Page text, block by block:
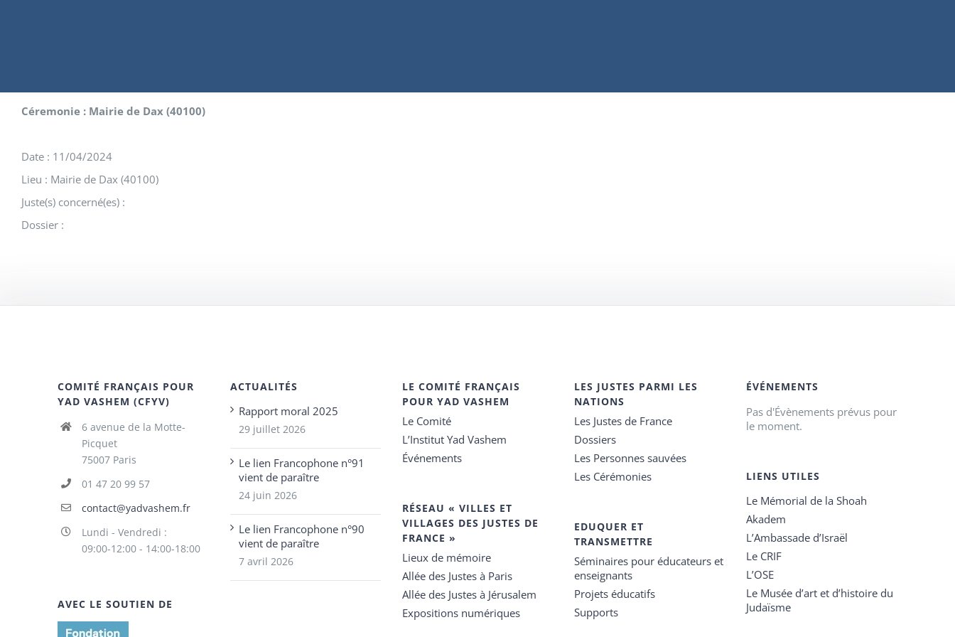
Céremonie : Mairie de Dax (40100)
Date : 11/04/2024
Lieu : Mairie de Dax (40100)
Juste(s) concerné(es) :
Dossier :
COMITÉ FRANÇAIS POUR
YAD VASHEM (CFYV)
6 avenue de la Motte-
Picquet
75007 Paris
01 47 20 99 57
contact@yadvashem.fr
Lundi - Vendredi :
09:00-12:00 - 14:00-18:00
AVEC LE SOUTIEN DE
ACTUALITÉS
Rapport moral 2025
29 juillet 2026
Le lien Francophone n°91
vient de paraître
24 juin 2026
Le lien Francophone n°90
vient de paraître
7 avril 2026
LE COMITÉ FRANÇAIS
POUR YAD VASHEM
Le Comité
L’Institut Yad Vashem
Événements
RÉSEAU « VILLES ET
VILLAGES DES JUSTES DE
FRANCE »
Lieux de mémoire
Allée des Justes à Paris
Allée des Justes à Jérusalem
Expositions numériques
LES JUSTES PARMI LES
NATIONS
Les Justes de France
Dossiers
Les Personnes sauvées
Les Cérémonies
EDUQUER ET
TRANSMETTRE
Séminaires pour éducateurs et
enseignants
Projets éducatifs
Supports
ÉVÉNEMENTS
Pas d'Évènements prévus pour
le moment.
LIENS UTILES
Le Mémorial de la Shoah
Akadem
L’Ambassade d’Israël
Le CRIF
L’OSE
Le Musée d’art et d’histoire du
Judaïsme